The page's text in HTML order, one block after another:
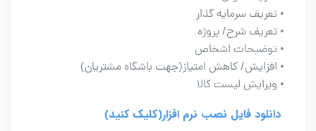
• تعریف سرمایه گذار
• تعریف شرح/ پروژه
• توضیحات اشخاص
• افزایش/ کاهش امتیاز(جهت باشگاه مشتریان)
• ویرایش لیست کالا
دانلود فایل نصب نرم افزار(کلیک کنید)